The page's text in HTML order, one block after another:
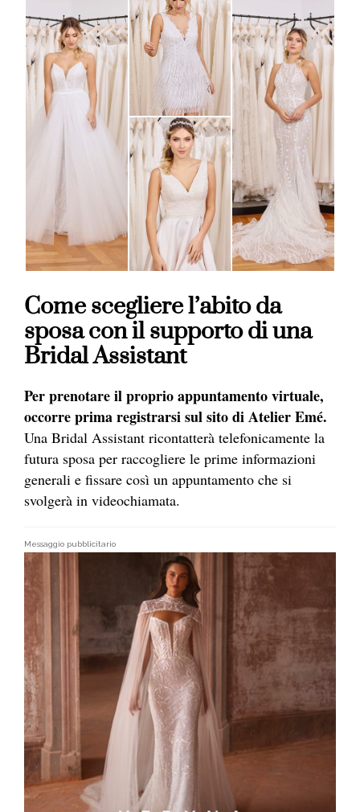
Come scegliere l’abito da
sposa con il supporto di una
Bridal Assistant
Per prenotare il proprio appuntamento virtuale,
occorre prima registrarsi sul sito di Atelier Emé.
Una Bridal Assistant ricontatterà telefonicamente la
futura sposa per raccogliere le prime informazioni
generali e fissare così un appuntamento che si
svolgerà in videochiamata.
Messaggio pubblicitario